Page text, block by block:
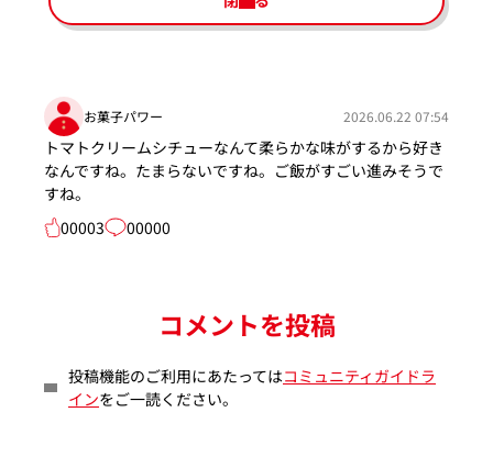
お菓子パワー 2026.06.22 07:54
トマトクリームシチューなんて柔らかな味がするから好き
なんですね。たまらないですね。ご飯がすごい進みそうで
すね。
00003
00000
コメントを投稿
投稿機能のご利用にあたってはコミュニティガイドラ
インをご一読ください。